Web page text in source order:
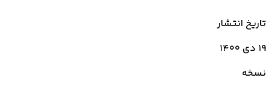
تاریخ انتشار
۱۹ دی ۱۴۰۰
نسخه